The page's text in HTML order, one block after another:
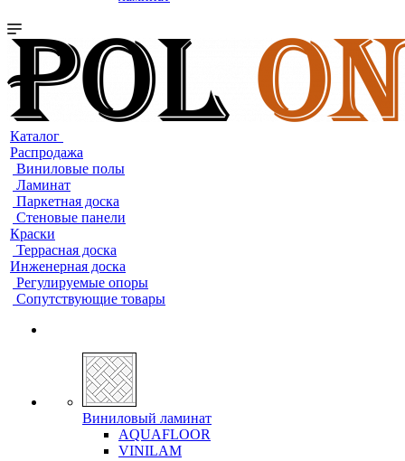
Каталог
Распродажа
Виниловые полы
Ламинат
Паркетная доска
Стеновые панели
Краски
Террасная доска
Инженерная доска
Регулируемые опоры
Сопутствующие товары
Виниловый ламинат
AQUAFLOOR
VINILAM